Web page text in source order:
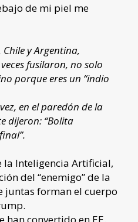
de mi piel me
y Argentina,
fusilaron, no solo
porque eres un “indio
en el paredón de la
dijeron: “Bolita
la Inteligencia Artificial,
del “enemigo” de la
juntas forman el cuerpo